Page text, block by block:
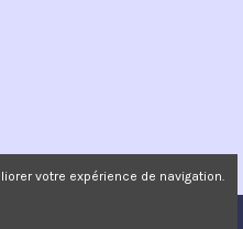
votre expérience de navigation.